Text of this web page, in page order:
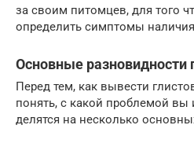
за своим питомцев, для того
определить симптомы
Основные разновидности
Перед тем, как вывести
понять, с какой проблемой вы
делятся на несколько